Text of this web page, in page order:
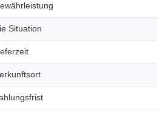
Situation